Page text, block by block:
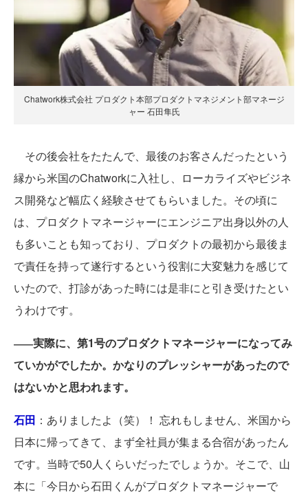
Chatwork株式会社 プロダクト本部プロダクトマネジメント部マネージ
ャー 石田隼氏
その後会社をたたんで、最後のお客さんだったという
縁から米国のChatworkに入社し、ローカライズやビジネ
ス開発など幅広く経験させてもらいました。その頃に
は、プロダクトマネージャーにエンジニア出身以外の人
も多いことも知っており、プロダクトの最初から最後ま
で責任を持って遂行するという役割に大変魅力を感じて
いたので、打診があった時には是非にと引き受けたとい
うわけです。
――実際に、第1号のプロダクトマネージャーになってみ
ていかがでしたか。かなりのプレッシャーがあったので
はないかと思われます。
石田 ：ありましたよ（笑）！ 忘れもしません、米国から
日本に帰ってきて、まず全社員が集まる合宿があったん
です。当時で50人くらいだったでしょうか。そこで、山
本に「今日から石田くんがプロダクトマネージャーで